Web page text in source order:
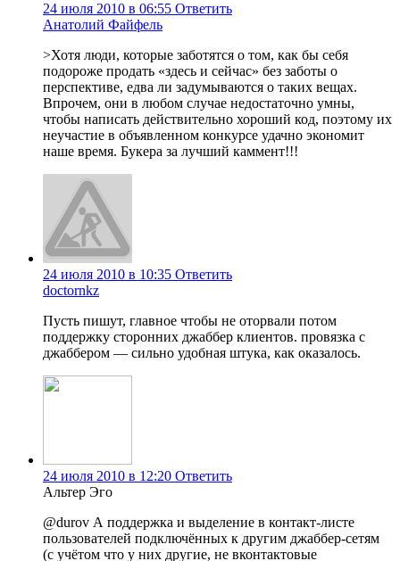
24 июля 2010 в 06:55 Ответить
Анатолий Файфель
>Хотя люди, которые заботятся о том, как бы себя
подороже продать «здесь и сейчас» без заботы о
перспективе, едва ли задумываются о таких вещах.
Впрочем, они в любом случае недостаточно умны,
чтобы написать действительно хороший код, поэтому их
неучастие в объявленном конкурсе удачно экономит
наше время. Букера за лучший каммент!!!
24 июля 2010 в 10:35 Ответить
doctornkz
Пусть пишут, главное чтобы не оторвали потом
поддержку сторонних джаббер клиентов. провязка с
джаббером — сильно удобная штука, как оказалось.
24 июля 2010 в 12:20 Ответить
Альтер Эго
@durov А поддержка и выделение в контакт-листе
пользователей подключённых к другим джаббер-сетям
(с учётом что у них другие, не вконтактовые